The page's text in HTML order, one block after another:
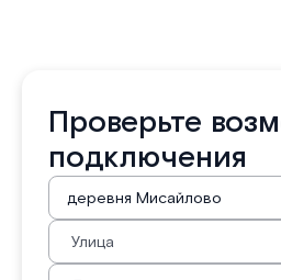
Проверьте
подключения